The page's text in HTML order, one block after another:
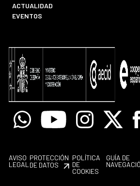
ACTUALIDAD
EVENTOS
WhatsappYoutube Instagram
X
AVISO
LEGAL
PROTECCIÓN
DE DATOS
POLÍTICA
DE
COOKIES
GUÍA DE